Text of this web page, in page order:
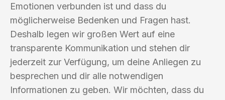
Emotionen verbunden ist und dass du
möglicherweise Bedenken und Fragen hast.
Deshalb legen wir großen Wert auf eine
transparente Kommunikation und stehen dir
jederzeit zur Verfügung, um deine Anliegen zu
besprechen und dir alle notwendigen
Informationen zu geben. Wir möchten, dass du